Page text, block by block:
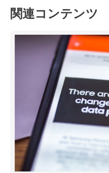
関連コンテンツ